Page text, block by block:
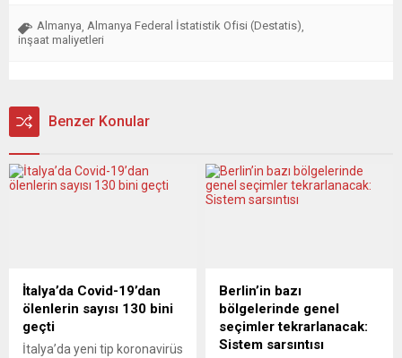
Almanya Almanya Federal İstatistik Ofisi (Destatis)
inşaat maliyetleri
Benzer Konular
İtalya’da Covid-19’dan
ölenlerin sayısı 130 bini
geçti
İtalya’da yeni tip koronavirüs
Berlin’in bazı
bölgelerinde genel
seçimler tekrarlanacak:
Sistem sarsıntısı